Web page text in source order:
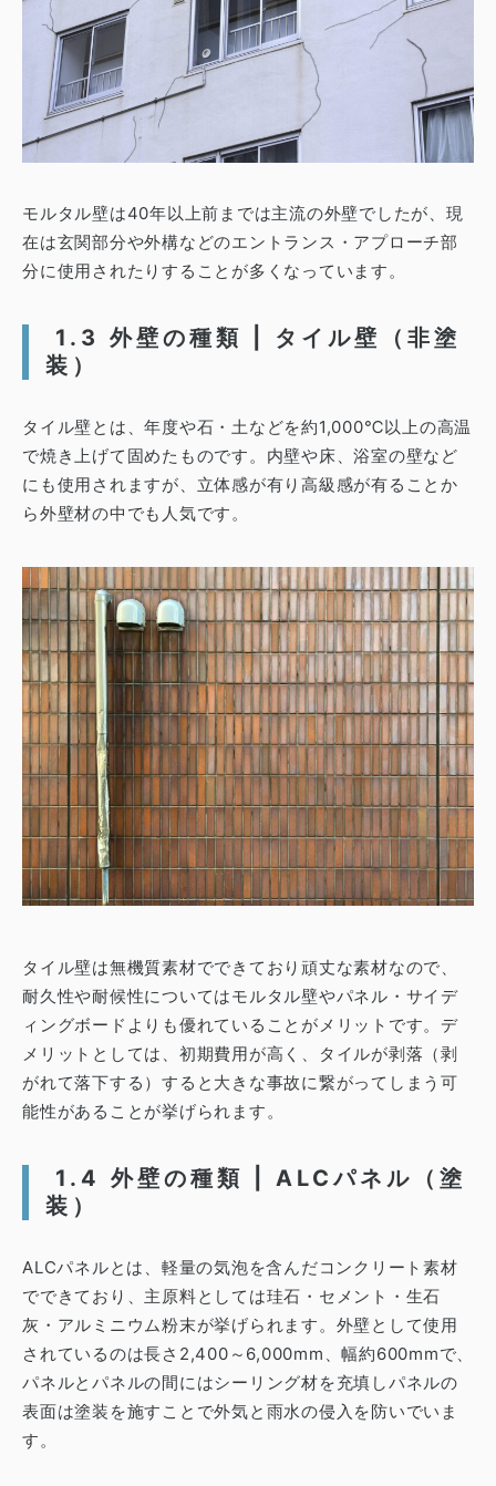
モルタル壁は40年以上前までは主流の外壁でしたが、現
在は玄関部分や外構などのエントランス・アプローチ部
分に使用されたりすることが多くなっています。
1.3 外壁の種類 | タイル壁（非塗
装）
タイル壁とは、年度や石・土などを約1,000℃以上の高温
で焼き上げて固めたものです。 内壁や床、浴室の壁など
にも使用されますが、立体感が有り高級感が有ることか
ら外壁材の中でも人気です。
タイル壁は無機質素材でできており頑丈な素材なので、
耐久性や耐候性についてはモルタル壁やパネル・サイデ
ィングボードよりも優れていることがメリットです。 デ
メリットとしては、初期費用が高く、タイルが剥落（剥
がれて落下する）すると大きな事故に繋がってしまう可
能性があることが挙げられます。
1.4 外壁の種類 | ALCパネル（塗
装）
ALCパネルとは、軽量の気泡を含んだコンクリート素材
でできており、主原料としては珪石・セメント・生石
灰・アルミニウム粉末が挙げられます。 外壁として使用
されているのは長さ2,400～6,000mm、幅約600mmで、
パネルとパネルの間にはシーリング材を充填しパネルの
表面は塗装を施すことで外気と雨水の侵入を防いでいま
す。